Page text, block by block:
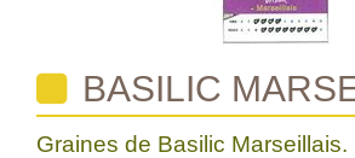
BASILIC
Graines de Basilic Marseillais.